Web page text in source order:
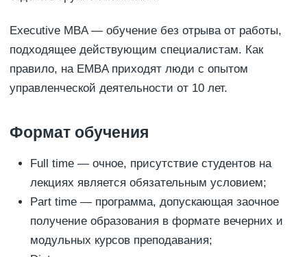
Executive MBA — обучение без отрыва от работы,
подходящее действующим специалистам. Как
правило, на EMBA приходят люди с опытом
управленческой деятельности от 10 лет.
Формат обучения
Full time — очное, присутствие студентов на
лекциях является обязательным условием;
Part time — программа, допускающая заочное
получение образования в формате вечерних и
модульных курсов преподавания;